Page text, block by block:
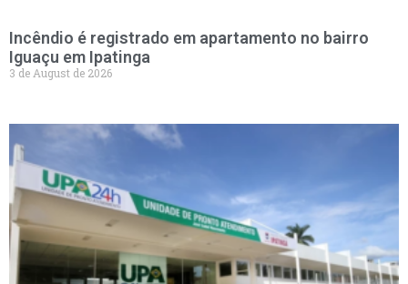
Incêndio é registrado em apartamento no bairro
Iguaçu em Ipatinga
3 de August de 2026